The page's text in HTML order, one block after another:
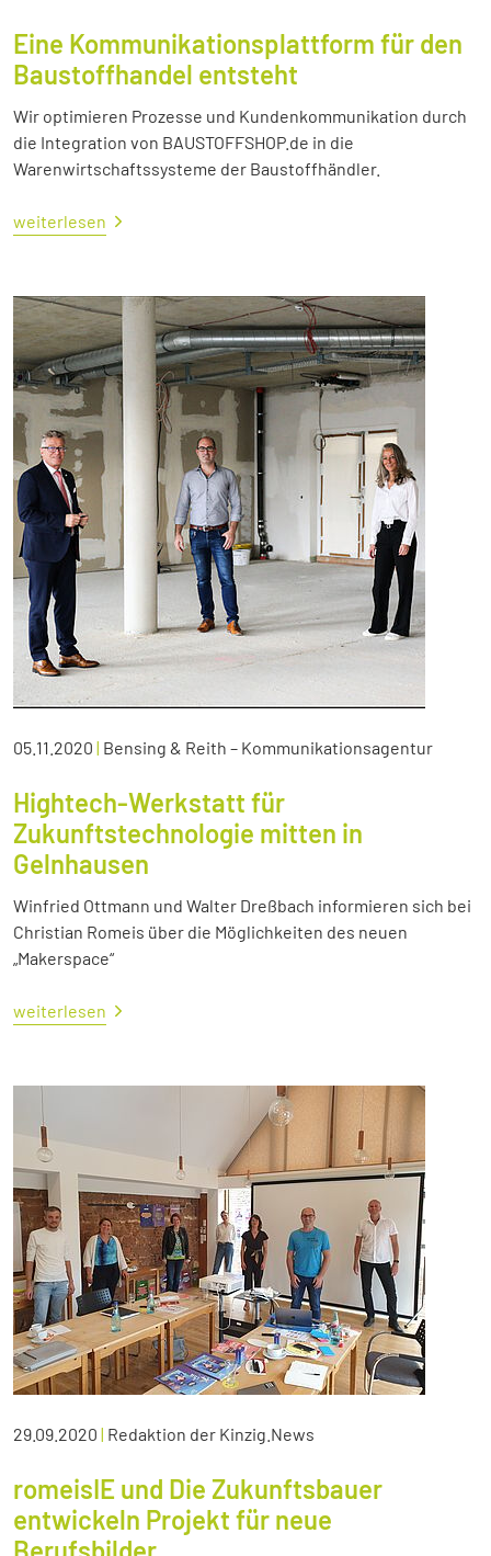
Eine Kommunikationsplattform für den
Baustoffhandel entsteht
Wir optimieren Prozesse und Kundenkommunikation durch
die Integration von BAUSTOFFSHOP.de in die
Warenwirtschaftssysteme der Baustoffhändler.
weiterlesen
05.11.2020 | Bensing & Reith – Kommunikationsagentur
Hightech-Werkstatt für
Zukunftstechnologie mitten in
Gelnhausen
Winfried Ottmann und Walter Dreßbach informieren sich bei
Christian Romeis über die Möglichkeiten des neuen
„Makerspace“
weiterlesen
29.09.2020 | Redaktion der Kinzig.News
romeisIE und Die Zukunftsbauer
entwickeln Projekt für neue